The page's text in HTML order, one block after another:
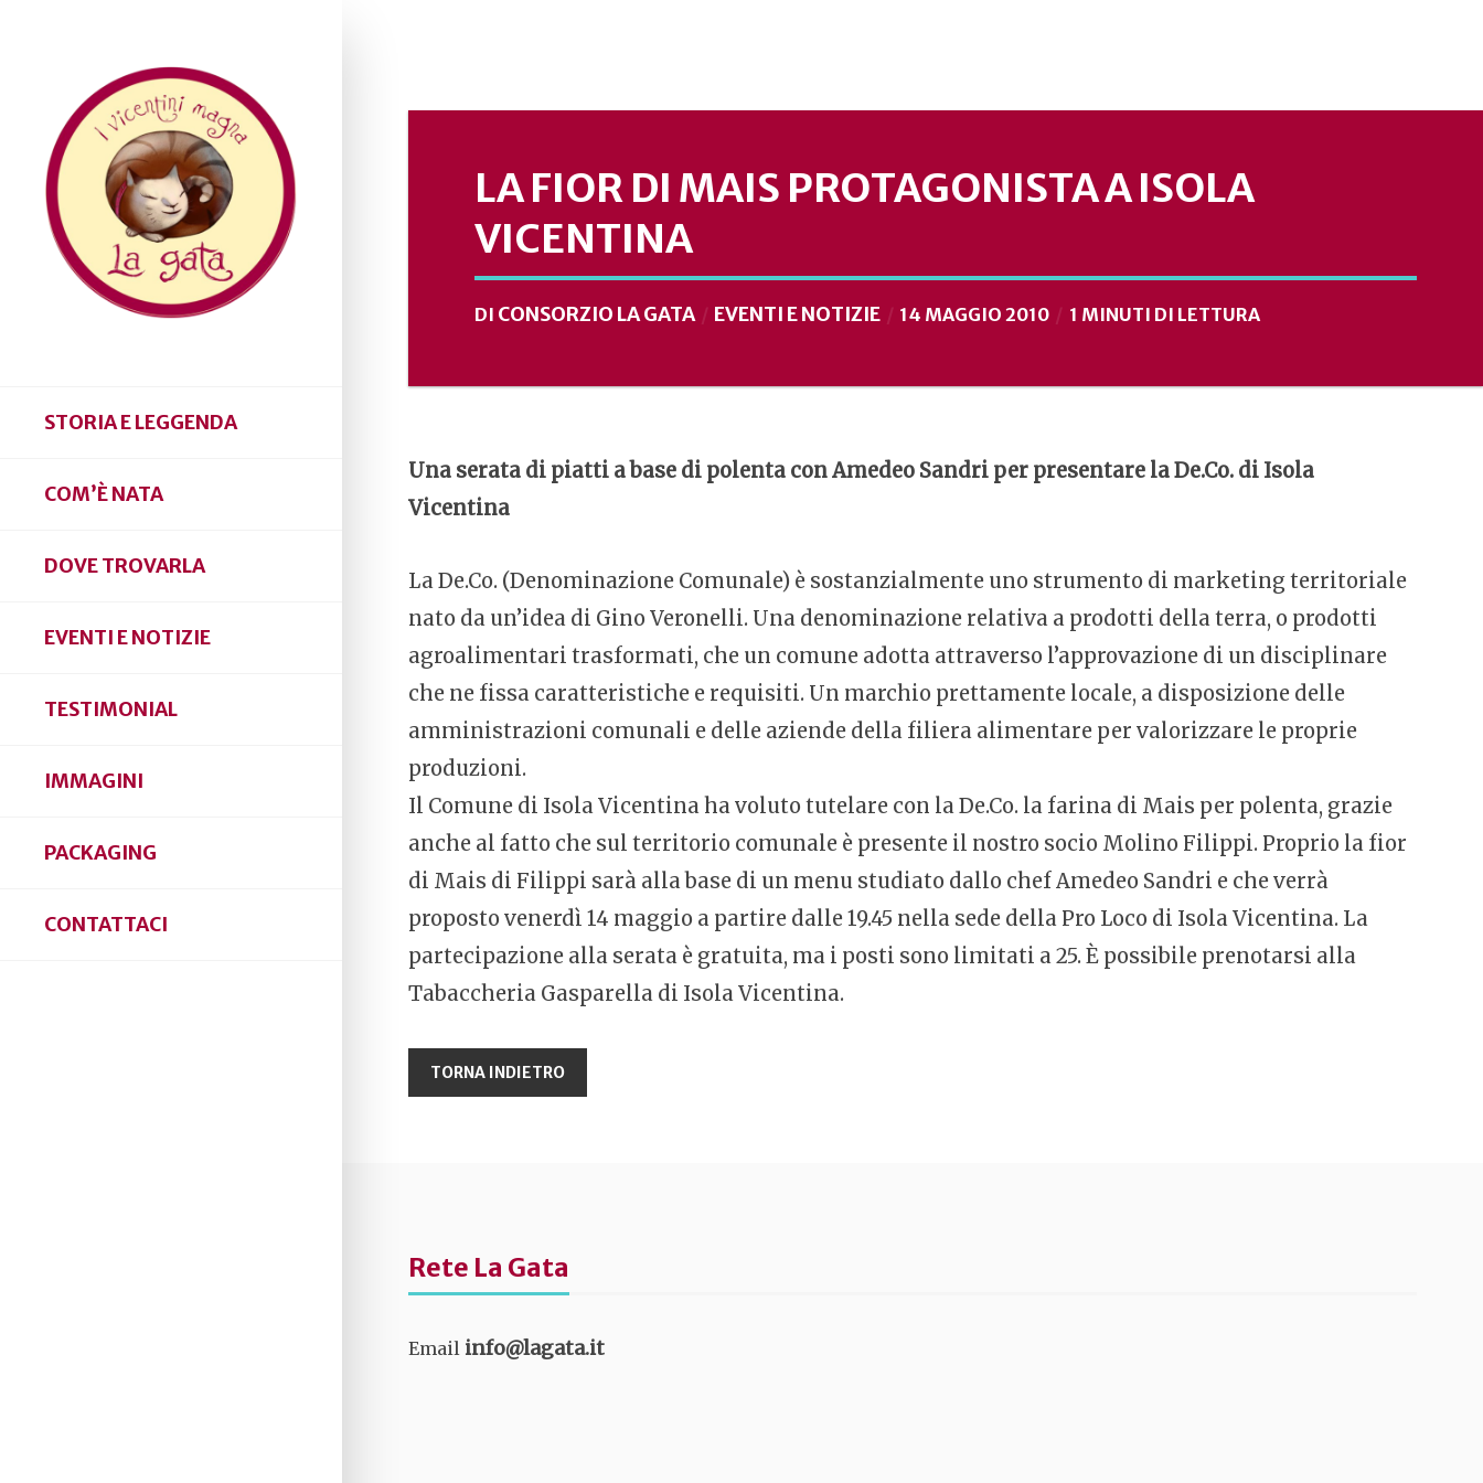
STORIA E LEGGENDA
COM’È NATA
DOVE TROVARLA
EVENTI E NOTIZIE
TESTIMONIAL
IMMAGINI
PACKAGING
CONTATTACI
LA FIOR DI MAIS PROTAGONISTA A ISOLA
VICENTINA
DI CONSORZIO LA GATA EVENTI E NOTIZIE 14 MAGGIO 2010 1 MINUTI DI LETTURA
Una serata di piatti a base di polenta con Amedeo Sandri per presentare la De.Co. di Isola
Vicentina
La De.Co. (Denominazione Comunale) è sostanzialmente uno strumento di marketing territoriale
nato da un’idea di Gino Veronelli. Una denominazione relativa a prodotti della terra, o prodotti
agroalimentari trasformati, che un comune adotta attraverso l’approvazione di un disciplinare
che ne fissa caratteristiche e requisiti. Un marchio prettamente locale, a disposizione delle
amministrazioni comunali e delle aziende della filiera alimentare per valorizzare le proprie
produzioni.
Il Comune di Isola Vicentina ha voluto tutelare con la De.Co. la farina di Mais per polenta, grazie
anche al fatto che sul territorio comunale è presente il nostro socio Molino Filippi. Proprio la fior
di Mais di Filippi sarà alla base di un menu studiato dallo chef Amedeo Sandri e che verrà
proposto venerdì 14 maggio a partire dalle 19.45 nella sede della Pro Loco di Isola Vicentina. La
partecipazione alla serata è gratuita, ma i posti sono limitati a 25. È possibile prenotarsi alla
Tabaccheria Gasparella di Isola Vicentina.
Rete La Gata
Email info@lagata.it